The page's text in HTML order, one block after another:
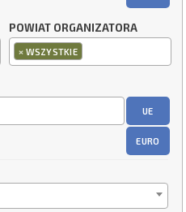
POWIAT ORGANIZATORA
× WSZYSTKIE
UE
EURO